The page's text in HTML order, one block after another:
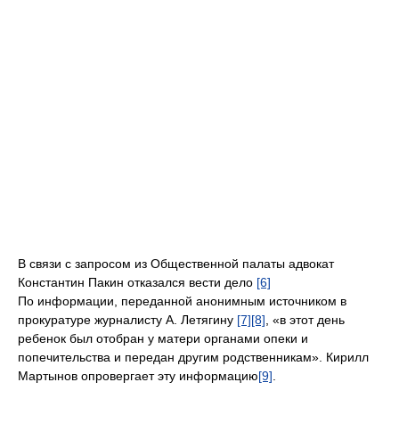
В связи с запросом из Общественной палаты адвокат
Константин Пакин отказался вести дело [6]
По информации, переданной анонимным источником в
прокуратуре журналисту А. Летягину [7][8] , «в этот день
ребенок был отобран у матери органами опеки и
попечительства и передан другим родственникам». Кирилл
Мартынов опровергает эту информацию[9]